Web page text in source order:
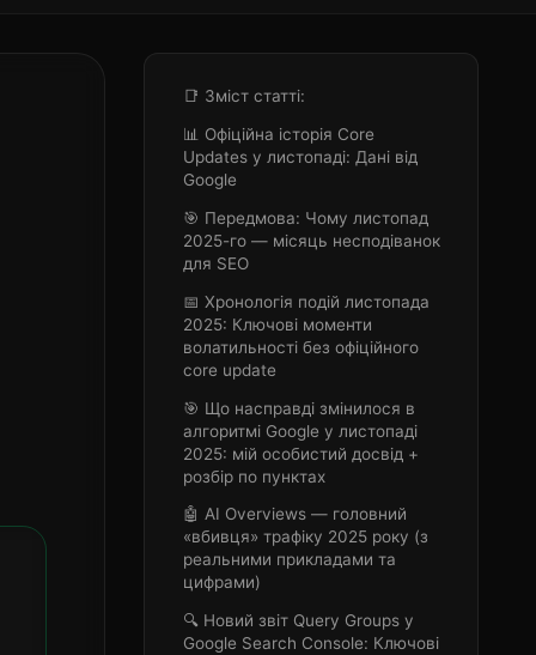
📑 Зміст статті:
📊 Офіційна історія Core
Updates у листопаді: Дані від
Google
🎯 Передмова: Чому листопад
2025-го — місяць несподіванок
для SEO
📅 Хронологія подій листопада
2025: Ключові моменти
волатильності без офіційного
core update
🎯 Що насправді змінилося в
алгоритмі Google у листопаді
2025: мій особистий досвід +
розбір по пунктах
🤖 AI Overviews — головний
«вбивця» трафіку 2025 року (з
реальними прикладами та
цифрами)
🔍 Новий звіт Query Groups у
Google Search Console: Ключові